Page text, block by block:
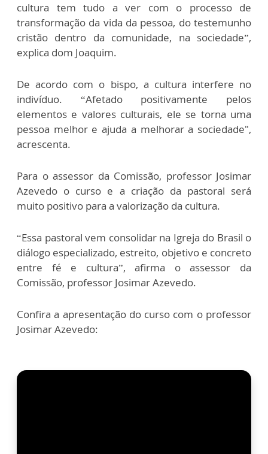
cultura tem tudo a ver com o processo de
transformação da vida da pessoa, do testemunho
cristão dentro da comunidade, na sociedade”,
explica dom Joaquim.
De acordo com o bispo, a cultura interfere no
indivíduo. “Afetado positivamente pelos
elementos e valores culturais, ele se torna uma
pessoa melhor e ajuda a melhorar a sociedade",
acrescenta.
Para o assessor da Comissão, professor Josimar
Azevedo o curso e a criação da pastoral será
muito positivo para a valorização da cultura.
“Essa pastoral vem consolidar na Igreja do Brasil o
diálogo especializado, estreito, objetivo e concreto
entre fé e cultura”, afirma o assessor da
Comissão, professor Josimar Azevedo.
Confira a apresentação do curso com o professor
Josimar Azevedo: